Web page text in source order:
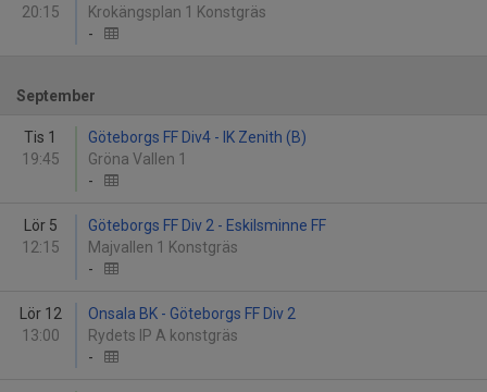
20:15
Krokängsplan 1 Konstgräs
-
September
Tis 1
19:45
Göteborgs FF Div4 - IK Zenith (B)
Gröna Vallen 1
-
Lör 5
12:15
Göteborgs FF Div 2 - Eskilsminne FF
Majvallen 1 Konstgräs
-
Lör 12
13:00
Onsala BK - Göteborgs FF Div 2
Rydets IP A konstgräs
-